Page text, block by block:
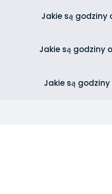
Jakie są godziny
Jakie są godziny
Jakie są